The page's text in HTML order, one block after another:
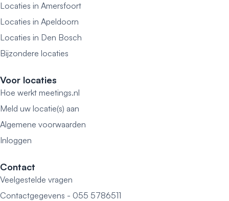
Locaties in Amersfoort
Locaties in Apeldoorn
Locaties in Den Bosch
Bijzondere locaties
Voor locaties
Hoe werkt meetings.nl
Meld uw locatie(s) aan
Algemene voorwaarden
Inloggen
Contact
Veelgestelde vragen
Contactgegevens - 055 5786511